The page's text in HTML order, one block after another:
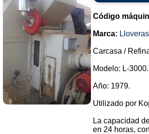
Código
Marca: Lloveras
Carcasa /
Modelo: L-3000.
Año: 1979.
Utilizado por
La capacidad
en 24 horas,